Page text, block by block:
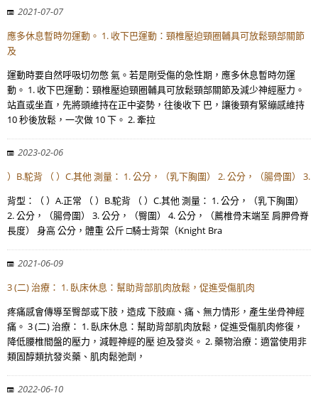
2021-07-07
應多休息暫時勿運動。 1. 收下巴運動：頸椎壓迫頸圈輔具可放鬆頸部關節
及
運動時要自然呼吸切勿憋 氣。若是剛受傷的急性期，應多休息暫時勿運
動。 1. 收下巴運動：頸椎壓迫頸圈輔具可放鬆頸部關節及減少神經壓力。
站直或坐直，先將頭維持在正中姿勢，往後收下 巴，讓後頸有緊繃感維持
10 秒後放鬆，一次做 10 下。 2. 牽拉
2023-02-06
）B.駝背 （ ）C.其他 測量： 1. 公分，（乳下胸圍） 2. 公分，（腸骨圍） 3.
背型：（ ）A.正常 （ ）B.駝背 （ ）C.其他 測量： 1. 公分，（乳下胸圍）
2. 公分，（腸骨圍） 3. 公分，（臀圍） 4. 公分，（薦椎骨末端至 肩胛骨脊
長度） 身高 公分，體重 公斤 □騎士背架（Knight Bra
2021-06-09
3 (二) 治療： 1. 臥床休息：幫助背部肌肉放鬆，促進受傷肌肉
疼痛感會傳導至臀部或下肢，造成 下肢麻、痛、無力情形，產生坐骨神經
痛。 3 (二) 治療： 1. 臥床休息：幫助背部肌肉放鬆，促進受傷肌肉修復，
降低腰椎間盤的壓力，減輕神經的壓 迫及發炎。 2. 藥物治療：適當使用非
類固醇類抗發炎藥、肌肉鬆弛劑，
2022-06-10